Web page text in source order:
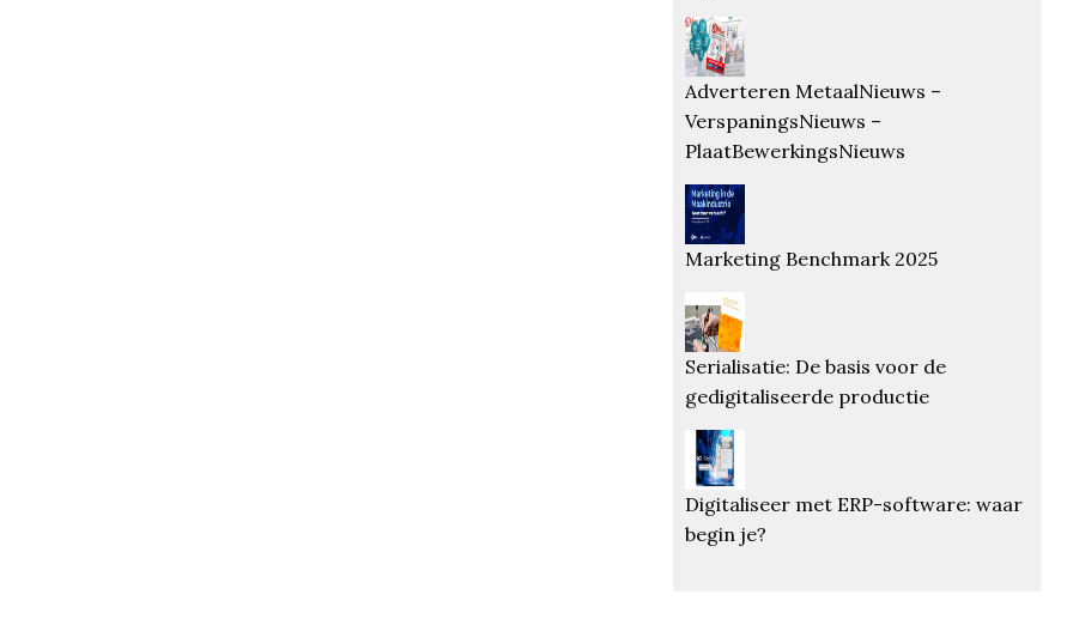
Adverteren MetaalNieuws –
VerspaningsNieuws –
PlaatBewerkingsNieuws
Marketing Benchmark 2025
Serialisatie: De basis voor de
gedigitaliseerde productie
Digitaliseer met ERP-software: waar
begin je?